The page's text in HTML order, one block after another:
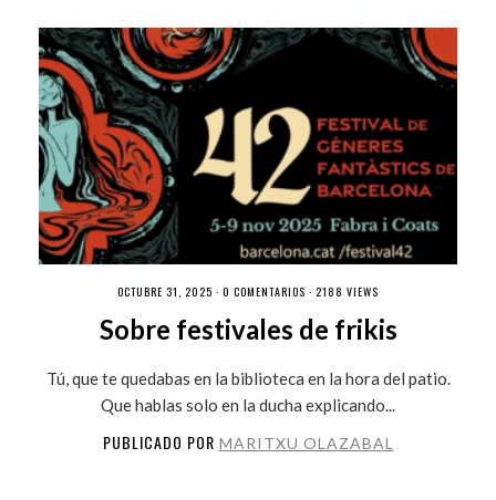
OCTUBRE 31, 2025 · 0 COMENTARIOS · 2188 VIEWS
Sobre festivales de frikis
Tú, que te quedabas en la biblioteca en la hora del patio.
Que hablas solo en la ducha explicando...
PUBLICADO POR MARITXU OLAZABAL